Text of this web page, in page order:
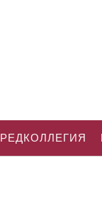
РЕДКОЛЛЕГИЯ